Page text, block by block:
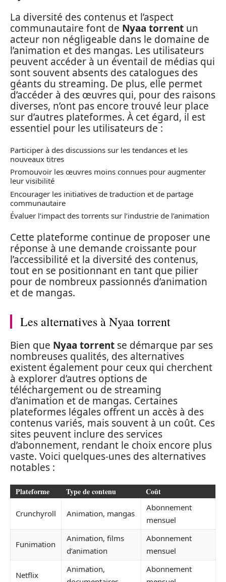
La diversité des contenus et l’aspect
communautaire font de Nyaa torrent un
acteur non négligeable dans le domaine de
l’animation et des mangas. Les utilisateurs
peuvent accéder à un éventail de médias qui
sont souvent absents des catalogues des
géants du streaming. De plus, elle permet
d’accéder à des œuvres qui, pour des raisons
diverses, n’ont pas encore trouvé leur place
sur d’autres plateformes. À cet égard, il est
essentiel pour les utilisateurs de :
Participer à des discussions sur les tendances et les
nouveaux titres
Promouvoir les œuvres moins connues pour augmenter
leur visibilité
Encourager les initiatives de traduction et de partage
communautaire
Évaluer l’impact des torrents sur l’industrie de l’animation
Cette plateforme continue de proposer une
réponse à une demande croissante pour
l’accessibilité et la diversité des contenus,
tout en se positionnant en tant que pilier
pour de nombreux passionnés d’animation
et de mangas.
Les alternatives à Nyaa torrent
Bien que Nyaa torrent se démarque par ses
nombreuses qualités, des alternatives
existent également pour ceux qui cherchent
à explorer d’autres options de
téléchargement ou de streaming
d’animation et de mangas. Certaines
plateformes légales offrent un accès à des
contenus variés, mais souvent à un coût. Ces
sites peuvent inclure des services
d’abonnement, rendant le choix encore plus
vaste. Voici quelques-unes des alternatives
notables :
Plateforme Type de contenu Coût
Crunchyroll Animation, mangas
Abonnement
mensuel
Funimation
Animation, films
d’animation
Abonnement
mensuel
Netflix
Animation,
Abonnement